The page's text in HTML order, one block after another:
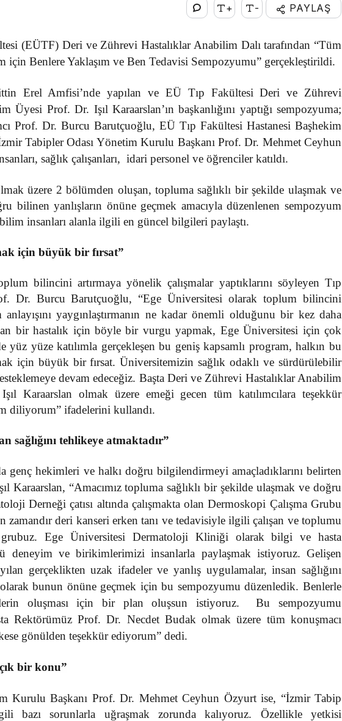
+ - PAYLAŞ
(EÜTF) Deri ve Zührevi Hastalıklar Anabilim Dalı tarafından “Tüm
Benlere Yaklaşım ve Ben Tedavisi Sempozyumu” gerçekleştirildi.
Erel Amfisi’nde yapılan ve EÜ Tıp Fakültesi Deri ve Zührevi
Üyesi Prof. Dr. Işıl Karaarslan’ınbaşkanlığını yaptığı sempozyuma;
Prof. Dr. Burcu Barutçuoğlu, EÜ Tıp Fakültesi Hastanesi Başhekim
Tabipler Odası Yönetim Kurulu Başkanı Prof. Dr. Mehmet Ceyhun
sağlık çalışanları, idari personel ve öğrenciler katıldı.
üzere 2 bölümden oluşan, topluma sağlıklı bir şekilde ulaşmak ve
bilinen yanlışların önüne geçmek amacıyla düzenlenen sempozyum
insanları alanla ilgili en güncel bilgileri paylaştı.
için büyük bir fırsat”
bilincini artırmaya yönelik çalışmalar yaptıklarını söyleyen Tıp
Dr. Burcu Barutçuoğlu, “Ege Üniversitesi olarak toplum bilincini
anlayışını yaygınlaştırmanın ne kadar önemli olduğunu bir kez daha
bir hastalık için böyle bir vurgu yapmak, Ege Üniversitesi için çok
yüze katılımla gerçekleşen bu geniş kapsamlı program, halkın bu
için büyük bir fırsat. Üniversitemizin sağlık odaklı ve sürdürülebilir
devam edeceğiz. Başta Deri ve Zührevi Hastalıklar Anabilim
Karaarslan olmak üzere emeği gecen tüm katılımcılara teşekkür
diliyorum” ifadelerini kullandı.
sağlığını tehlikeye atmaktadır”
genç hekimleri ve halkı doğru bilgilendirmeyi amaçladıklarını belirten
Karaarslan, “Amacımız topluma sağlıklı bir şekilde ulaşmak ve doğru
Derneği çatısı altında çalışmakta olan Dermoskopi Çalışma Grubu
zamandır deri kanseri erken tanı ve tedavisiyle ilgili çalışan ve toplumu
Ege Üniversitesi Dermatoloji Kliniği olarak bilgi ve hasta
deneyim ve birikimlerimizi insanlarla paylaşmak istiyoruz. Gelişen
gerçeklikten uzak ifadeler ve yanlış uygulamalar, insan sağlığını
bunun önüne geçmek için bu sempozyumu düzenledik. Benlerle
oluşması için bir plan oluşsun istiyoruz. Bu sempozyumu
Rektörümüz Prof. Dr. Necdet Budak olmak üzere tüm konuşmacı
gönülden teşekkür ediyorum” dedi.
bir konu”
Kurulu Başkanı Prof. Dr. Mehmet Ceyhun Özyurt ise, “İzmir Tabip
bazı sorunlarla uğraşmak zorunda kalıyoruz. Özellikle yetkisi